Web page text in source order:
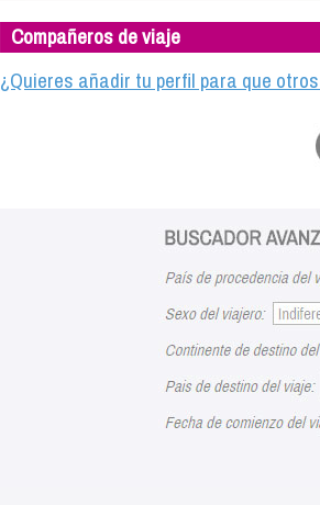
Compañeros de viaje
¿Quieres añadir tu perfil para que